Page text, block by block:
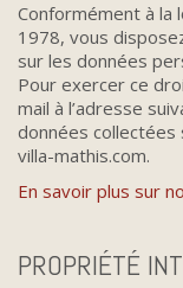
Conformément à la
1978, vous
sur les données
Pour exercer ce
mail à l’adresse
données
villa-mathis.com.
En savoir plus sur
PROPRIÉTÉ